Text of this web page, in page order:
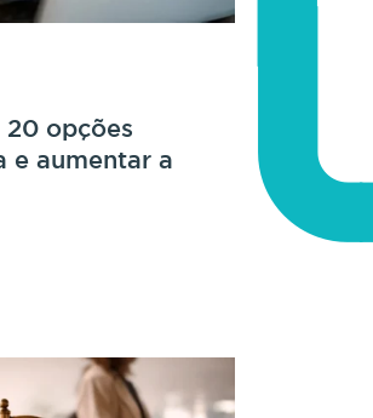
20 opções
e aumentar a